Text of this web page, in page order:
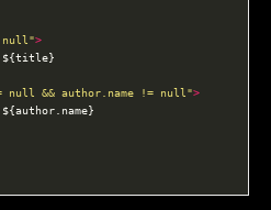
>
null && author.name != null">